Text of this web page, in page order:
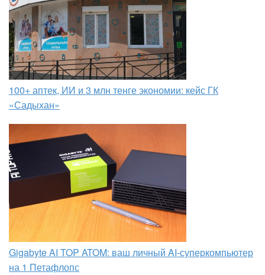
100+ аптек, ИИ и 3 млн тенге экономии: кейс ГК
«Садыхан»
Gigabyte AI TOP ATOM: ваш личный AI-суперкомпьютер
на 1 Петафлопс